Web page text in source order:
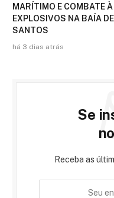
MARÍTIMO E COMBATE
EXPLOSIVOS NA BAÍA
SANTOS
há 3 dias atrás
Se
Receba as